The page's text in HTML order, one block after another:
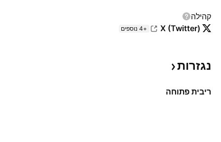
קהילה
X (Twitter)
+4 נוספים
נגזרות
ריבית פתוחה